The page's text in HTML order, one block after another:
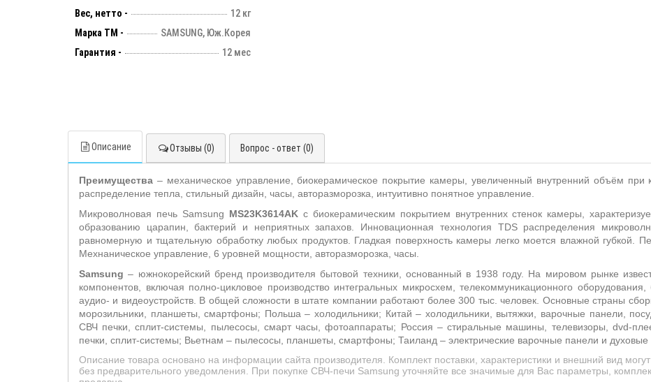
Вес, нетто -
12 кг
Марка ТМ -
SAMSUNG, Юж.Корея
Гарантия -
12 мес
Описание Отзывы (0) Вопрос - ответ (0)
Преимущества – механическое управление, биокерамическое покрытие камеры, увеличенный внутренний объём
распределение тепла, стильный дизайн, часы, авторазморозка, интуитивно понятное управление.
Микроволновая печь Samsung MS23K3614AKс биокерамическим покрытием внутренних стенок камеры,
образованию царапин, бактерий и неприятных запахов. Инновационная технология TDSраспределения
равномерную и тщательную обработку любых продуктов. Гладкая поверхность камеры легко моется влажной губкой.
Мехнаническое управление, 6 уровней мощности, авторазморозка, часы.
Samsung – южнокорейский бренд производителя бытовой техники, основанный в 1938 году. На мировом рынке
компонентов, включая полно-цикловое производство интегральных микросхем, телекоммуникационного
аудио- и видеоустройств. В общей сложности в штате компании работают более 300 тыс. человек. Основные страны
морозильники, планшеты, смартфоны; Польша – холодильники; Китай – холодильники, вытяжки, варочные панели,
СВЧ печки, сплит-системы, пылесосы, смарт часы, фотоаппараты; Россия – стиральные машины, телевизоры, dvd-
печки, сплит-системы; Вьетнам – пылесосы, планшеты, смартфоны; Таиланд – электрические варочные панели и
Описание товара основано на информации сайта производителя. Комплект поставки, характеристики и внешний вид
без предварительного уведомления. При покупке СВЧ-печи Samsung уточняйте все значимые для Вас параметры,